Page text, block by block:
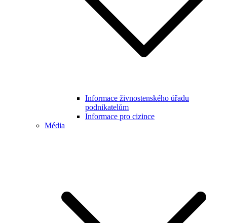
Informace živnostenského úřadu
podnikatelům
Informace pro cizince
Média